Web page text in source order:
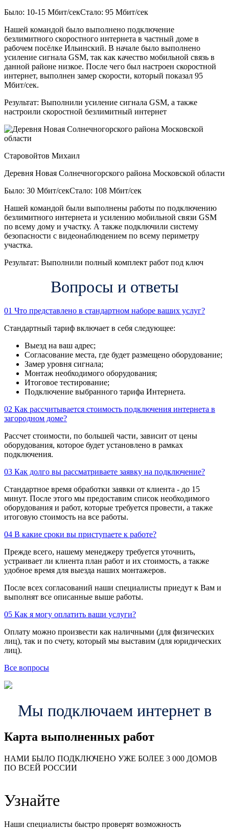
Было: 10-15 Мбит/секСтало: 95 Мбит/сек
Нашей командой было выполнено подключение
безлимитного скоростного интернета в частный доме в
рабочем посёлке Ильинский. В начале было выполнено
усиление сигнала GSM, так как качество мобильной связь в
данной районе низкое. После чего был настроен скоростной
интернет, выполнен замер скорости, который показал 95
Мбит/сек.
Результат: Выполнили усиление сигнала GSM, а также
настроили скоростной безлимитный интернет
Старовойтов Михаил
Деревня Новая Солнечногорского района Московской области
Было: 30 Мбит/секСтало: 108 Мбит/сек
Нашей командой были выполнены работы по подключению
безлимитного интернета и усилению мобильной связи GSM
по всему дому и участку. А также подключили систему
безопасности с видеонаблюдением по всему периметру
участка.
Результат: Выполнили полный комплект работ под ключ
Вопросы и ответы
01 Что представлено в стандартном наборе ваших услуг?
Стандартный тариф включает в себя следующее:
Выезд на ваш адрес;
Согласование места, где будет размещено оборудование;
Замер уровня сигнала;
Монтаж необходимого оборудования;
Итоговое тестирование;
Подключение выбранного тарифа Интернета.
02 Как рассчитывается стоимость подключения интернета в
загородном доме?
Рассчет стоимости, по большей части, зависит от цены
оборудования, которое будет установлено в рамках
подключения.
03 Как долго вы рассматриваете заявку на подключение?
Стандартное время обработки заявки от клиента - до 15
минут. После этого мы предоставим список необходимого
оборудования и работ, которые требуется провести, а также
итоговую стоимость на все работы.
04 В какие сроки вы приступаете к работе?
Прежде всего, нашему менеджеру требуется уточнить,
устраивает ли клиента план работ и их стоимость, а также
удобное время для выезда наших монтажеров.
После всех согласований наши специалисты приедут к Вам и
выполнят все описанные выше работы.
05 Как я могу оплатить ваши услуги?
Оплату можно произвести как наличными (для физических
лиц), так и по счету, который мы выставим (для юридических
лиц).
Все вопросы
Мы подключаем интернет в
Карта выполненных работ
НАМИ БЫЛО ПОДКЛЮЧЕНО УЖЕ БОЛЕЕ 3 000 ДОМОВ
ПО ВСЕЙ РОССИИ
57
29
99
48
Узнайте
Наши специалисты быстро проверят возможность